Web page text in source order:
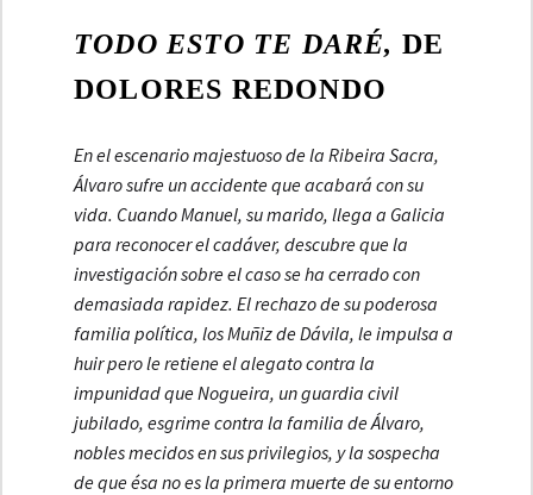
TODO ESTO TE DARÉ, DE
DOLORES REDONDO
En el escenario majestuoso de la Ribeira Sacra,
Álvaro sufre un accidente que acabará con su
vida. Cuando Manuel, su marido, llega a Galicia
para reconocer el cadáver, descubre que la
investigación sobre el caso se ha cerrado con
demasiada rapidez. El rechazo de su poderosa
familia política, los Muñiz de Dávila, le impulsa a
huir pero le retiene el alegato contra la
impunidad que Nogueira, un guardia civil
jubilado, esgrime contra la familia de Álvaro,
nobles mecidos en sus privilegios, y la sospecha
de que ésa no es la primera muerte de su entorno